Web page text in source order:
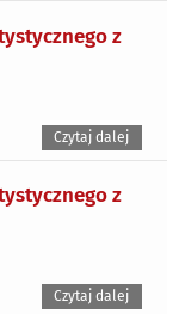
z
Czytaj dalej
z
Czytaj dalej